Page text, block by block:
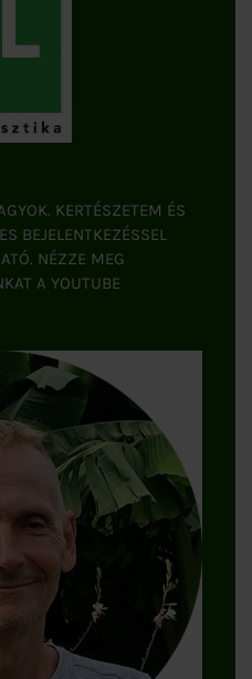
KERTÉSZETEM ÉS
BEJELENTKEZÉSSEL
NÉZZE MEG
A YOUTUBE